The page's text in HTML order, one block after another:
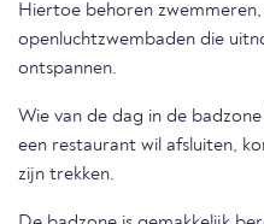
Hiertoe behoren
openluchtzwembaden die
ontspannen.
Wie van de dag in de
een restaurant wil afsluiten,
zijn trekken.